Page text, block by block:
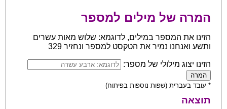
המרה של מילים למספר
הזינו את המספר במילים, לדוגמא: שלוש מאות עשרים
ותשע ואנחנו נמיר את הטקסט למספר ונחזיר 329
הזינו יצוג מילולי של מספר:
* עובד בעברית (שפות נוספות בפיתוח)
תוצאה